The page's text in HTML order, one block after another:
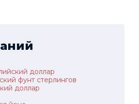
доллар
фунт стерлингов
доллар